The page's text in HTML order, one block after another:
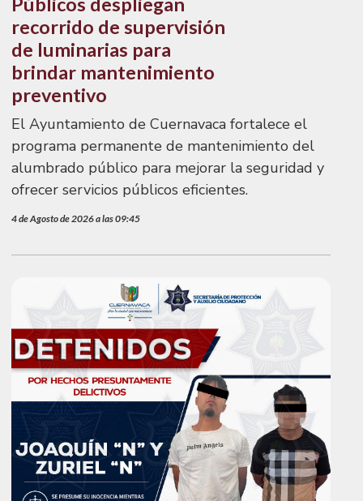
recorrido de supervisión
de luminarias para
brindar mantenimiento
preventivo
El Ayuntamiento de Cuernavaca fortalece el
programa permanente de mantenimiento del
alumbrado público para mejorar la seguridad y
ofrecer servicios públicos eficientes.
4 de Agosto de 2026 a las 09:45